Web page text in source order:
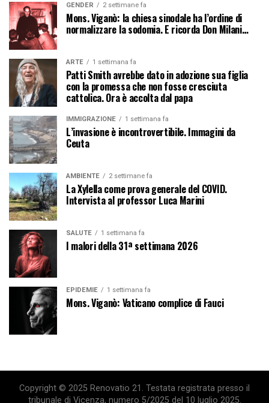
GENDER 2 settimane fa
Mons. Viganò: la chiesa sinodale ha l’ordine di
normalizzare la sodomia. E ricorda Don Milani…
ARTE 1 settimana fa
Patti Smith avrebbe dato in adozione sua figlia
con la promessa che non fosse cresciuta
cattolica. Ora è accolta dal papa
IMMIGRAZIONE 1 settimana fa
L’invasione è incontrovertibile. Immagini da
Ceuta
AMBIENTE 2 settimane fa
La Xylella come prova generale del COVID.
Intervista al professor Luca Marini
SALUTE 1 settimana fa
I malori della 31ª settimana 2026
EPIDEMIE 1 settimana fa
Mons. Viganò: Vaticano complice di Fauci
Copyright © 2025 Renovatio 21. Testata registrata presso il
tribunale di Vicenza, numero 5/2025 del 10 luglio 2025.